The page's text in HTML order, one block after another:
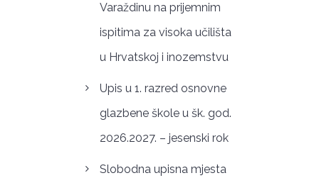
Varaždinu na prijemnim
ispitima za visoka učilišta
u Hrvatskoj i inozemstvu
Upis u 1. razred osnovne
glazbene škole u šk. god.
2026.2027. – jesenski rok
Slobodna upisna mjesta